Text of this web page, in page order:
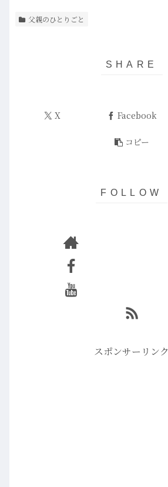
父親のひとりごと
X Facebook
コピー
スポンサーリンク